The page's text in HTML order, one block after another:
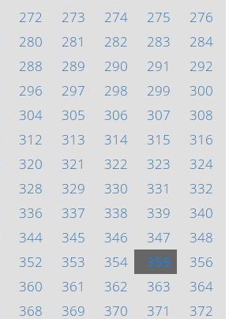
272 273 274 275
276
280 281 282 283
284
288 289 290 291
292
296 297 298 299
300
304 305 306 307
308
312 313 314 315
316
320 321 322 323
324
328 329 330 331
332
336 337 338 339
340
344 345 346 347
348
352 353 354 355
356
360 361 362 363
364
368 369 370 371 372